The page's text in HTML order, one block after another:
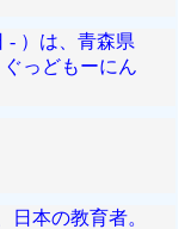
- ）は、青森県
っどもーにん
本の教育者。